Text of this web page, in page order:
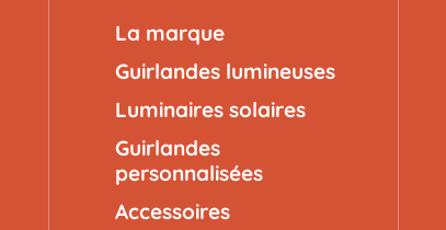
La marque
Guirlandes lumineuses
Luminaires solaires
Guirlandes
personnalisées
Accessoires